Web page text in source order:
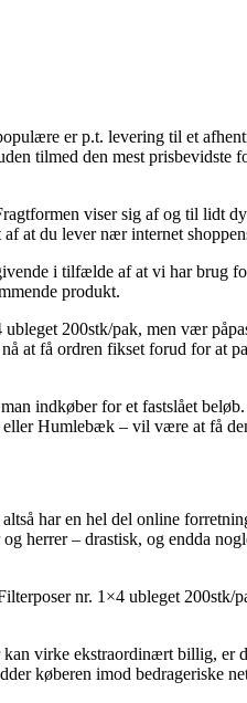
er p.t. levering til et
tilmed den mest prisbevidste
viser sig af og til lidt
at du lever nær internet
i tilfælde af at vi har brug
produkt.
200stk/pak, men vær
at få ordren fikset forud for at
indkøber for et fastslået
eller Humlebæk – vil være at få
har en hel del online
herrer – drastisk, og endda
nr. 1×4 ubleget 200stk/
virke ekstraordinært billig, er
køberen imod bedrageriske